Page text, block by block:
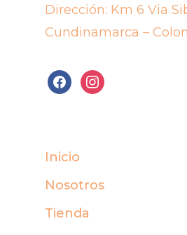
Dirección: Km 6 Via
Cundinamarca –
facebookinstagram
Inicio
Nosotros
Tienda